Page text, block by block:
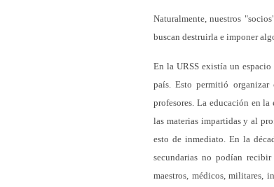
Naturalmente, nuestros
buscan destruirla e imponer
En la URSS existía un
país. Esto permitió
profesores. La educación en
las materias impartidas y al
esto de inmediato. En la
secundarias no podían
maestros, médicos, militares,